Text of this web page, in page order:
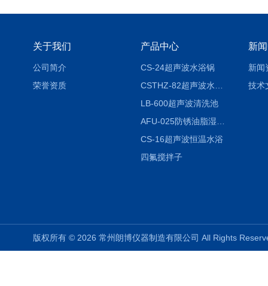
关于我们
公司简介
荣誉资质
产品中心
CS-24超声波水浴锅
LB-600超声波清洗池
CS-16超声波恒温水浴
四氟搅拌子
新
新闻
技术
版权所有 © 2026 常州朗博仪器制造有限公司 All Rights